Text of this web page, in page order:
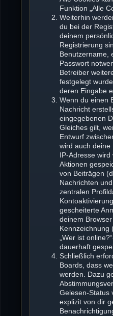
Funktion „Alle
Weiterhin
du bei der
deinem
Registrierung
Benutzername,
Passwort
Betreiber
festgelegt
deren Eingabe
Wenn du einen
Nachricht
eingegebenen
Gleiches gilt,
Entwurf
wird auch deine
IP-Adresse
Aktionen
von Beiträgen
Nachrichten
zentralen
gescheiterte
deinem
Kennzeichnung
„Wer ist
dauerhaft
Schließlich
Boards, dass
werden. Dazu
Gelesen-Status
explizit von dir